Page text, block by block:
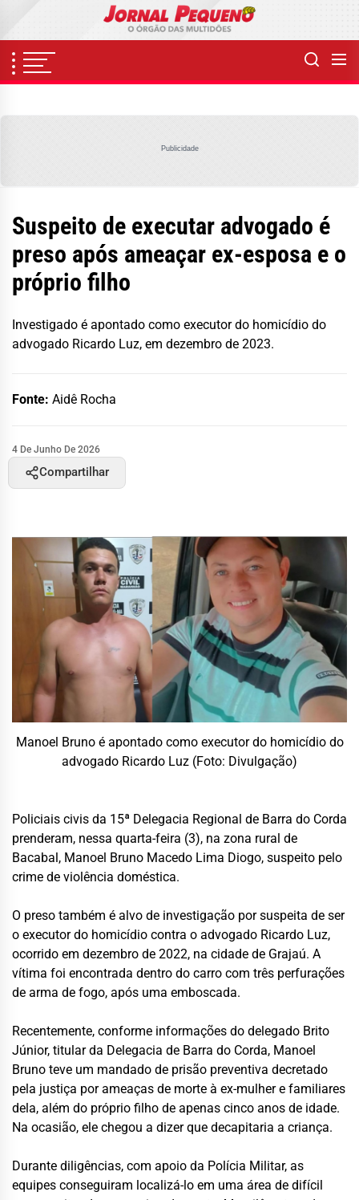
content
Publicidade
Suspeito de executar advogado é
preso após ameaçar ex-esposa e o
próprio filho
Investigado é apontado como executor do homicídio do
advogado Ricardo Luz, em dezembro de 2023.
Fonte: Aidê Rocha
4 De Junho De 2026
Compartilhar
Manoel Bruno é apontado como executor do homicídio do
advogado Ricardo Luz (Foto: Divulgação)
Policiais civis da 15ª Delegacia Regional de Barra do Corda
prenderam, nessa quarta-feira (3), na zona rural de
Bacabal, Manoel Bruno Macedo Lima Diogo, suspeito pelo
crime de violência doméstica.
O preso também é alvo de investigação por suspeita de ser
o executor do homicídio contra o advogado Ricardo Luz,
ocorrido em dezembro de 2022, na cidade de Grajaú. A
vítima foi encontrada dentro do carro com três perfurações
de arma de fogo, após uma emboscada.
Recentemente, conforme informações do delegado Brito
Júnior, titular da Delegacia de Barra do Corda, Manoel
Bruno teve um mandado de prisão preventiva decretado
pela justiça por ameaças de morte à ex-mulher e familiares
dela, além do próprio filho de apenas cinco anos de idade.
Na ocasião, ele chegou a dizer que decapitaria a criança.
Durante diligências, com apoio da Polícia Militar, as
equipes conseguiram localizá-lo em uma área de difícil